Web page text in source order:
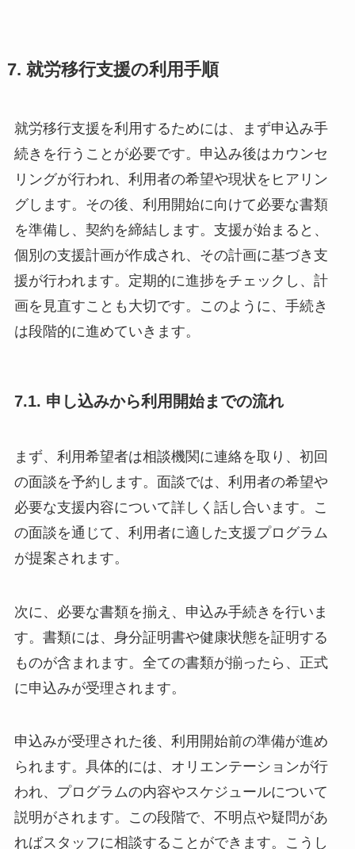
7. 就労移行支援の利用手順
就労移行支援を利用するためには、まず申込み手
続きを行うことが必要です。申込み後はカウンセ
リングが行われ、利用者の希望や現状をヒアリン
グします。その後、利用開始に向けて必要な書類
を準備し、契約を締結します。支援が始まると、
個別の支援計画が作成され、その計画に基づき支
援が行われます。定期的に進捗をチェックし、計
画を見直すことも大切です。このように、手続き
は段階的に進めていきます。
7.1. 申し込みから利用開始までの流れ
まず、利用希望者は相談機関に連絡を取り、初回
の面談を予約します。面談では、利用者の希望や
必要な支援内容について詳しく話し合います。こ
の面談を通じて、利用者に適した支援プログラム
が提案されます。
次に、必要な書類を揃え、申込み手続きを行いま
す。書類には、身分証明書や健康状態を証明する
ものが含まれます。全ての書類が揃ったら、正式
に申込みが受理されます。
申込みが受理された後、利用開始前の準備が進め
られます。具体的には、オリエンテーションが行
われ、プログラムの内容やスケジュールについて
説明がされます。この段階で、不明点や疑問があ
ればスタッフに相談することができます。こうし